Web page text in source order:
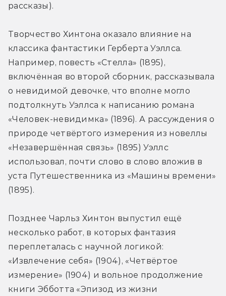
рассказы).
Творчество Хинтона оказало влияние на
классика фантастики Герберта Уэллса.
Например, повесть «Стелла» (1895),
включённая во второй сборник, рассказывала
о невидимой девочке, что вполне могло
подтолкнуть Уэллса к написанию романа
«Человек-невидимка» (1896). А рассуждения о
природе четвёртого измерения из новеллы
«Незавершённая связь» (1895) Уэллс
использовал, почти слово в слово вложив в
уста Путешественника из «Машины времени»
(1895).
Позднее Чарльз Хинтон выпустил ещё
несколько работ, в которых фантазия
переплеталась с научной логикой:
«Извлечение себя» (1904), «Четвёртое
измерение» (1904) и вольное продолжение
книги Эбботта «Эпизод из жизни